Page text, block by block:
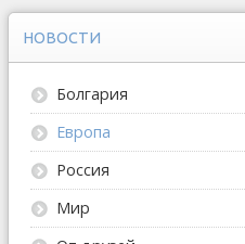
НОВОСТИ
Болгария
Европа
Россия
Мир